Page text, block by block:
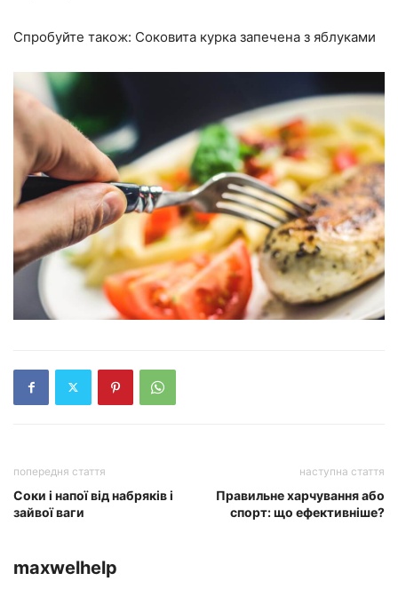
Спробуйте також: Соковита курка запечена з яблуками
попередня стаття
Соки і напої від набряків і
зайвої ваги
наступна стаття
Правильне харчування або
спорт: що ефективніше?
maxwelhelp